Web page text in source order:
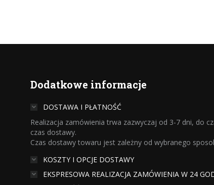
Dodatkowe informacje
DOSTAWA I PŁATNOŚĆ
Realizacja zamówienia trwa zazwyczaj od 3-7 dni, do
czas dostawy.
Czas dostawy towaru jest zależny od wybranego
KOSZTY I OPCJE DOSTAWY
EKSPRESOWA REALIZACJA ZAMÓWIENIA W 24